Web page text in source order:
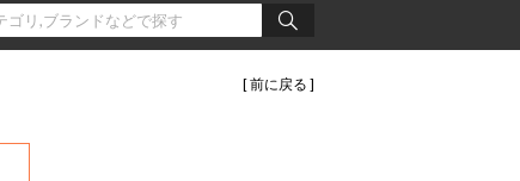
[ 前に戻る ]